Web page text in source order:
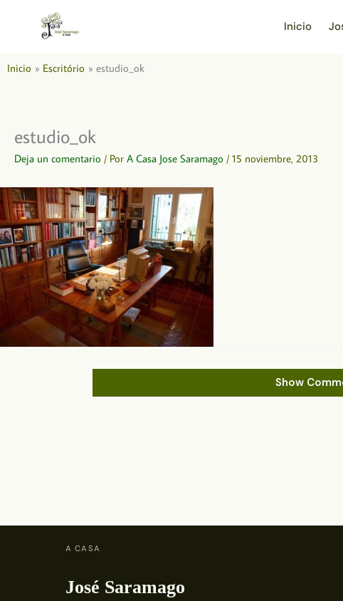
contenido
Inicio
Inicio Escritório estudio_ok
estudio_ok
Deja un comentario / Por A Casa Jose Saramago / 15 noviembre, 2013
Show
A CASA
José Saramago